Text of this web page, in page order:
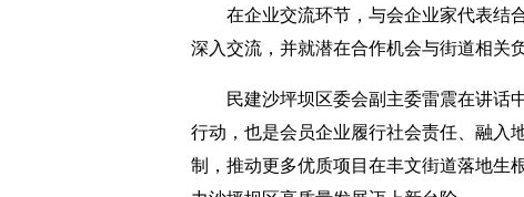
在企业交流环节，与会企业家代表结合
深入交流，并就潜在合作机会与街道相关
民建沙坪坝区委会副主委雷震在讲话中
行动，也是会员企业履行社会责任、融入
制，推动更多优质项目在丰文街道落地生